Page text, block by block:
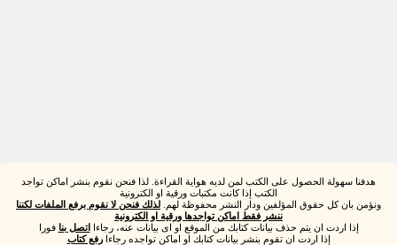
هدفنا سهولة الحصول على الكتب لمن لديه هواية القراءة. لذا فنحن نقوم بنشر اماكن تواجد
الكتب إذا كانت مكتبات ورقية او الكترونية
ونؤمن بان كل حقوق المؤلفين ودار النشر محفوظة لهم. لذلك فنحن لا نقوم برفع الملفات لكننا
ننشر فقط اماكن تواجدها ورقية او الكترونية
إذا اردت ان يتم حذف بيانات كتابك من الموقع او اى بيانات عنه، رجاءااتصل بنا فورا
إذا اردت ان تقوم بنشر بيانات كتابك او اماكن تواجده رجاءارفع كتاب